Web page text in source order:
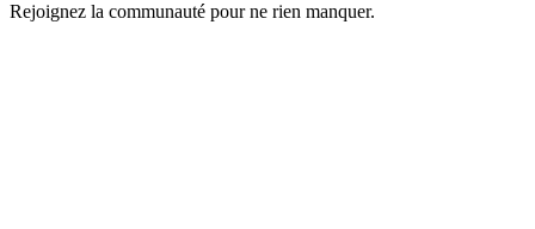
Rejoignez la communauté pour ne rien manquer.